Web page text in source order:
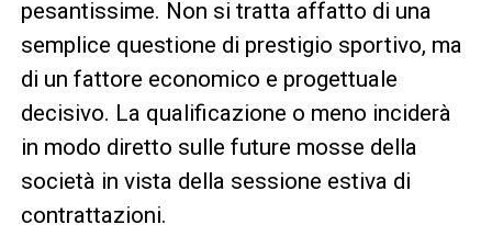
pesantissime. Non si tratta affatto di una
semplice questione di prestigio sportivo, ma
di un fattore economico e progettuale
decisivo. La qualificazione o meno inciderà
in modo diretto sulle future mosse della
società in vista della sessione estiva di
contrattazioni.